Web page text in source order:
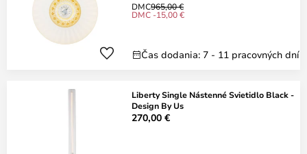
DMC965,00 €
DMC -15,00 €
Čas dodania: 7 - 11 pracovných dní
Liberty Single Nástenné Svietidlo Black -
Design By Us
270,00 €